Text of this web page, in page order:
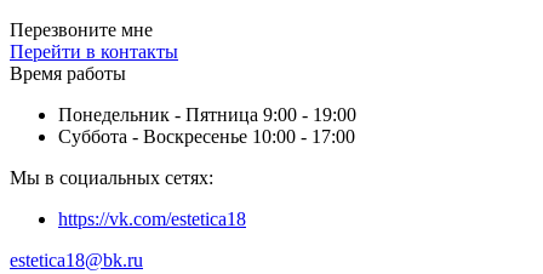
Перезвоните мне
Перейти в контакты
Время работы
Понедельник - Пятница 9:00 - 19:00
Суббота - Воскресенье 10:00 - 17:00
Мы в социальных сетях:
https://vk.com/estetica18
estetica18@bk.ru